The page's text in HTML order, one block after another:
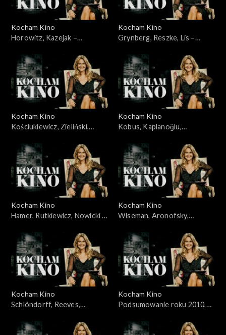
Kocham Kino
Horowitz, Kazejak –
Kocham Kino
Grynberg, Reszke, Lis –
Kocham Kino
Kościukiewicz, Zieliński,
Kocham Kino
Kobus, Kaplanoğlu,
21.11.2010
Kocham Kino
Hamer, Rutkiewicz, Nowicki –
Kocham Kino
Wiseman, Aronofsky,
Kocham Kino
Schlöndorff, Reeves,
Kocham Kino
Podsumowanie roku 2010,
10.01.2011